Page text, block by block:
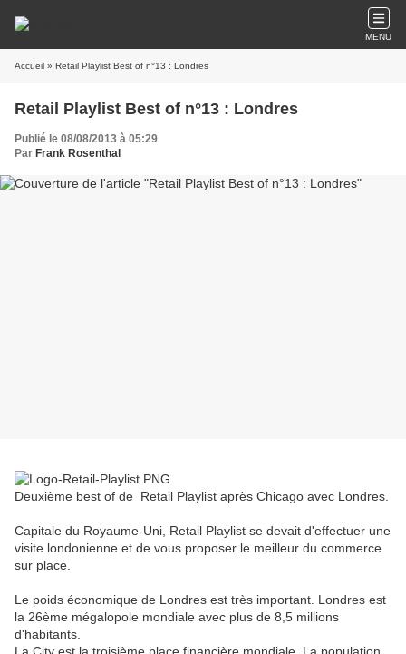
MENU
Accueil » Retail Playlist Best of n°13 : Londres
Retail Playlist Best of n°13 : Londres
Publié le 08/08/2013 à 05:29
Par Frank Rosenthal
Deuxième best of de Retail Playlist après Chicago avec Londres.
Capitale du Royaume-Uni, Retail Playlist se devait d'effectuer une
visite londonienne et de vous proposer le meilleur du commerce
sur place.
Le poids économique de Londres est très important. Londres est
la 26ème mégalopole mondiale avec plus de 8,5 millions
d'habitants.